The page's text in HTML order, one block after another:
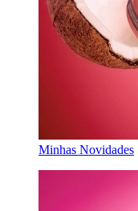
Minhas Novidades